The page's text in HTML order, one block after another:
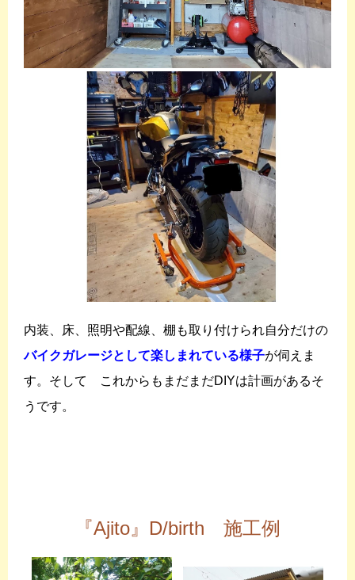
内装、床、照明や配線、棚も取り付けられ自分だけの
バイクガレージとして楽しまれている様子が伺えま
す。そして これからもまだまだDIYは計画があるそ
うです。
『Ajito』D/birth 施工例